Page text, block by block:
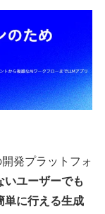
発プラットフォ
いユーザーでも
単に行える生成